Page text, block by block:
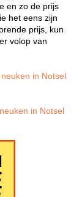
en zo de prijs
het eens zijn
prijs, kun
volop van
in Notsel
in Notsel